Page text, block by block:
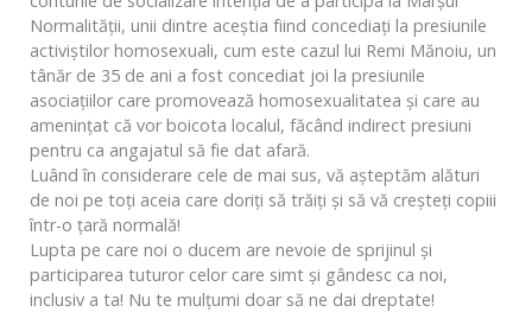
Normalității, unii dintre aceștia fiind concediați la presiunile
activiștilor homosexuali, cum este cazul lui Remi Mănoiu, un
tânăr de 35 de ani a fost concediat joi la presiunile
asociațiilor care promovează homosexualitatea și care au
amenințat că vor boicota localul, făcând indirect presiuni
pentru ca angajatul să fie dat afară.
Luând în considerare cele de mai sus, vă așteptăm alături
de noi pe toți aceia care doriți să trăiți și să vă creșteți copiii
într-o țară normală!
Lupta pe care noi o ducem are nevoie de sprijinul și
participarea tuturor celor care simt și gândesc ca noi,
inclusiv a ta! Nu te mulțumi doar să ne dai dreptate!